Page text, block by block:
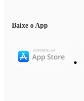
Baixe o App